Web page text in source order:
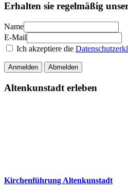
Erhalten sie regelmäßig
Name
E-Mail
Ich akzeptiere die
Anmelden Abmelden
Altenkunstadt erleben
Kirchenführung Altenkunstadt